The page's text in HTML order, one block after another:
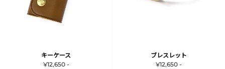
キーケース
¥12,650 -
ブレスレット
¥12,650 -